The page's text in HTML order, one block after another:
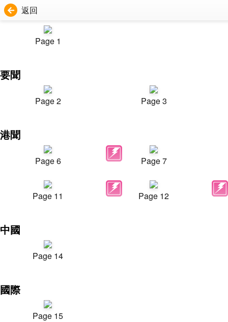
返回
Page 1
要聞
Page 2 Page 3
港聞
Page 6 Page 7
Page 11 Page 12
中國
Page 14
國際
Page 15